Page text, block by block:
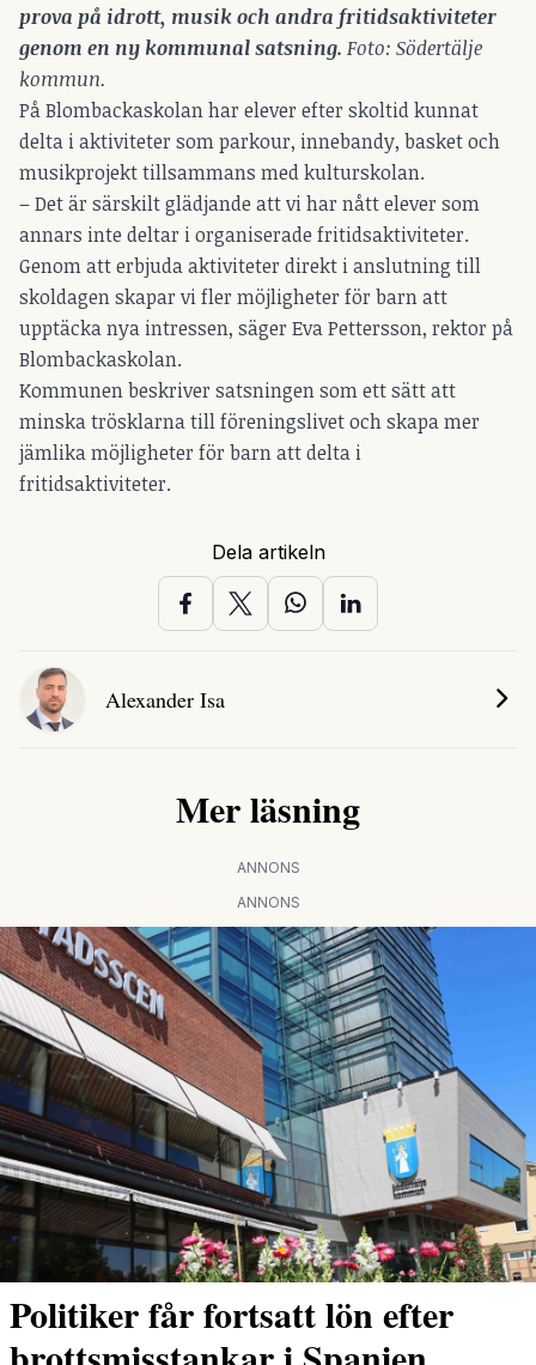
prova på idrott, musik och andra fritidsaktiviteter
genom en ny kommunal satsning. Foto: Södertälje
kommun.
På Blombackaskolan har elever efter skoltid kunnat
delta i aktiviteter som parkour, innebandy, basket och
musikprojekt tillsammans med kulturskolan.
– Det är särskilt glädjande att vi har nått elever som
annars inte deltar i organiserade fritidsaktiviteter.
Genom att erbjuda aktiviteter direkt i anslutning till
skoldagen skapar vi fler möjligheter för barn att
upptäcka nya intressen, säger Eva Pettersson, rektor på
Blombackaskolan.
Kommunen beskriver satsningen som ett sätt att
minska trösklarna till föreningslivet och skapa mer
jämlika möjligheter för barn att delta i
fritidsaktiviteter.
Dela artikeln
Alexander Isa
Mer läsning
ANNONS
ANNONS
Politiker får fortsatt lön efter